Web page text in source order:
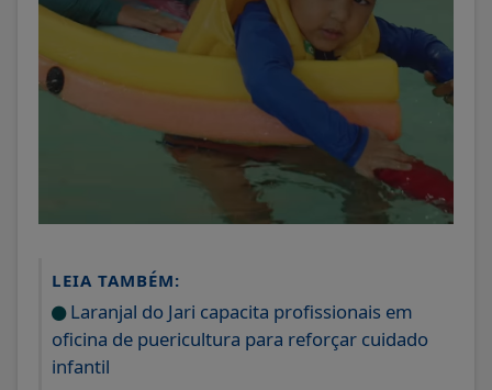
LEIA TAMBÉM:
Laranjal do Jari capacita profissionais em
oficina de puericultura para reforçar cuidado
infantil